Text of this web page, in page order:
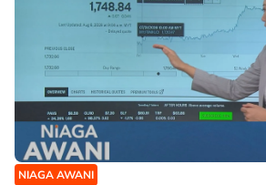
NIAGA AWANI